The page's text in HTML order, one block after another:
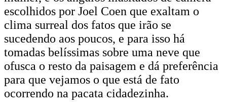
escolhidos por Joel Coen que exaltam o
clima surreal dos fatos que irão se
sucedendo aos poucos, e para isso há
tomadas belíssimas sobre uma neve que
ofusca o resto da paisagem e dá preferência
para que vejamos o que está de fato
ocorrendo na pacata cidadezinha.